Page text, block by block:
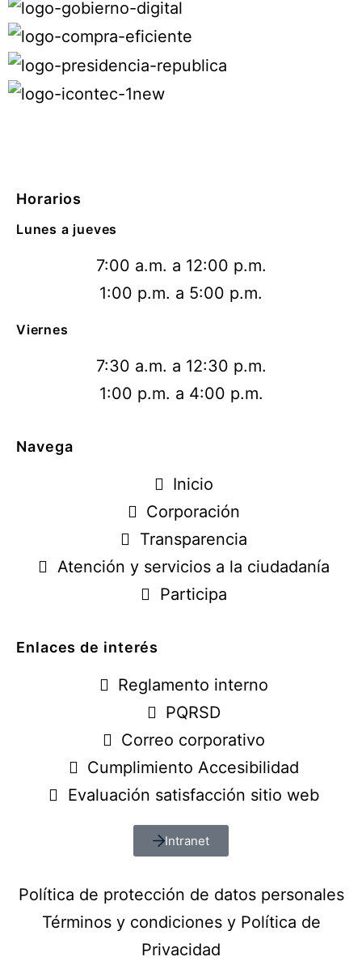
Horarios
Lunes a jueves
7:00 a.m. a 12:00 p.m.
1:00 p.m. a 5:00 p.m.
Viernes
7:30 a.m. a 12:30 p.m.
1:00 p.m. a 4:00 p.m.
Navega
Inicio
Corporación
Transparencia
Atención y servicios a la ciudadanía
Participa
Enlaces de interés
Reglamento interno
PQRSD
Correo corporativo
Cumplimiento Accesibilidad
Evaluación satisfacción sitio web
Intranet
Política de protección de datos personales
Términos y condiciones y Política de
Privacidad